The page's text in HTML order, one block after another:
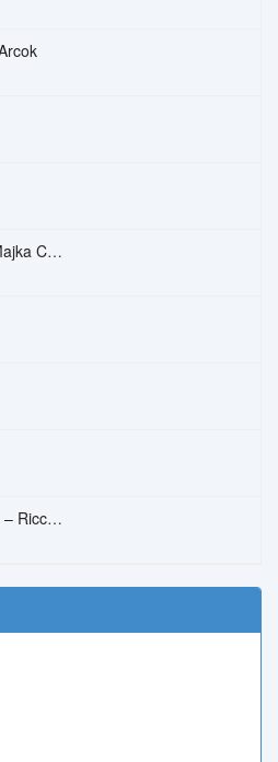
Mindenki Táncol – Majka Curtis, Péter Majoros
Sara Perche Ti Amo – Ricchi E Poveri